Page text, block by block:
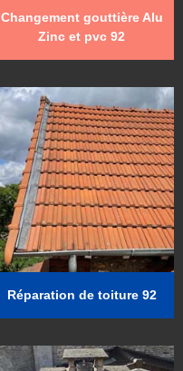
Changement gouttière Alu
Zinc et pvc 92
Réparation de toiture 92